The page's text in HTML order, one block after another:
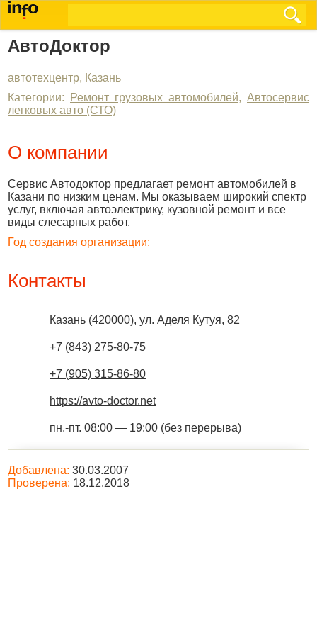
АвтоДоктор
автотехцентр, Казань
Категории:
Ремонт грузовых автомобилей, Автосервис
легковых авто (СТО)
О компании
Сервис Автодоктор предлагает ремонт автомобилей в
Казани по низким ценам. Мы оказываем широкий спектр
услуг, включая автоэлектрику, кузовной ремонт и все
виды слесарных работ.
Год создания организации:
Контакты
Казань (420000), ул. Аделя Кутуя, 82
+7 (843) 275-80-75
+7 (905) 315-86-80
https://avto-doctor.net
пн.-пт. 08:00 — 19:00 (без перерыва)
Добавлена: 30.03.2007
Проверена: 18.12.2018